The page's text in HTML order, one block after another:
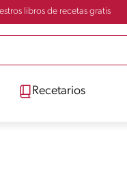
libros de recetas gratis
Recetarios